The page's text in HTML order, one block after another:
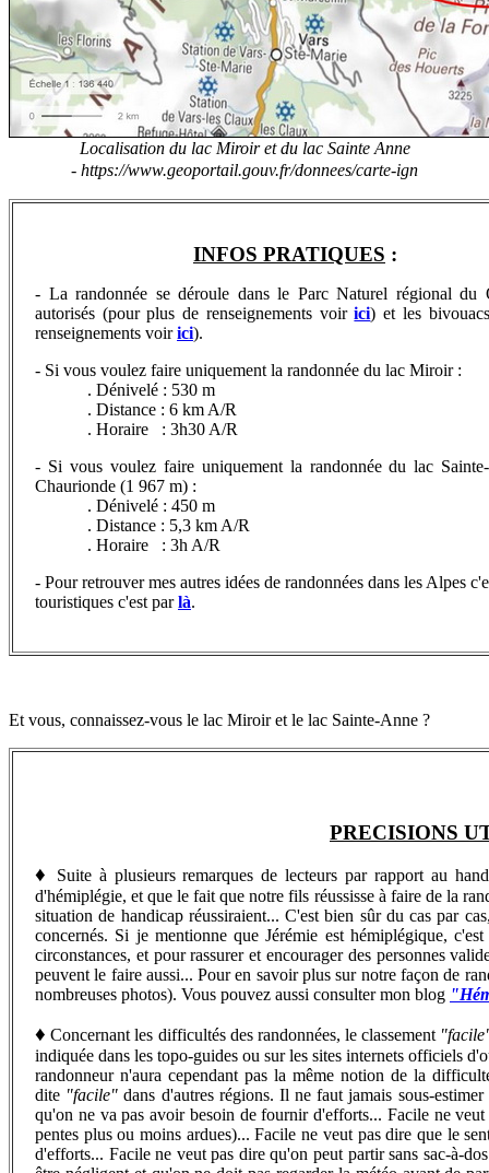
Localisation du lac Miroir et du lac Sainte Anne
- https://www.geoportail.gouv.fr/donnees/carte-ign
INFOS PRATIQUES :
- La randonnée se déroule dans le Parc Naturel régional du
autorisés (pour plus de renseignements voirici) et les
renseignements voirici).
- Si vous voulez faire uniquement la randonnée du lac Miroir :
. Dénivelé : 530 m
. Distance : 6 km A/R
. Horaire : 3h30 A/R
- Si vous voulez faire uniquement la randonnée du lac
Chaurionde (1 967 m) :
. Dénivelé : 450 m
. Distance : 5,3 km A/R
. Horaire : 3h A/R
- Pour retrouvermes autres idées de randonnées dans les Alpes
touristiques c'est parlà.
Et vous, connaissez-vous le lac Miroir et le lac Sainte-Anne ?
PRECISIONS
♦
Suite à plusieurs remarques de lecteurs par rapport au
d'hémiplégie, et que le fait que notre fils réussisse à faire de la
situation de handicap réussiraient... C'est bien sûr du cas par
concernés. Si je mentionne que Jérémie est hémiplégique,
circonstances, et pour rassurer et encourager des personnes
peuvent le faire aussi...Pour en savoir plus sur notre façon de
nombreuses photos). Vous pouvez aussi consulter mon blog
♦ Concernant les difficultés des randonnées, le classement
indiquée dans les topo-guides ou sur les sites internets officiels
randonneur n'aura cependant pas la même notion de la
dite "facile" dans d'autres régions. Il ne faut jamais sous-
qu'on ne va pas avoir besoin de fournir d'efforts... Facile ne
pentes plus ou moins ardues)... Facile ne veut pas dire que le
d'efforts... Facile ne veut pas dire qu'on peut partir sans sac-à-